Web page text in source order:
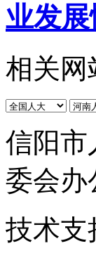
业发
相关网
信阳市
委会办
技术支